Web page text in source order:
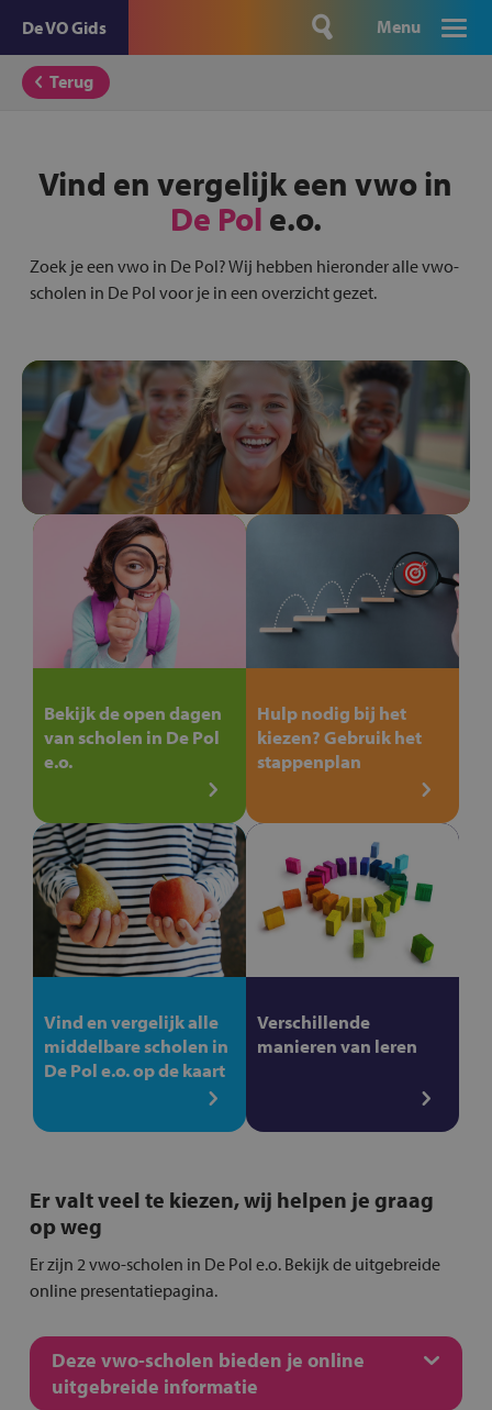
De VO Gids Menu
Terug
Vind en vergelijk een vwo in
De Pol e.o.
Zoek je een vwo in De Pol? Wij hebben hieronder alle vwo-
scholen in De Pol voor je in een overzicht gezet.
Bekijk de open dagen
van scholen in De Pol
e.o.
Hulp nodig bij het
kiezen? Gebruik het
stappenplan
Vind en vergelijk alle
middelbare scholen in
De Pol e.o. op de kaart
Verschillende
manieren van leren
Er valt veel te kiezen, wij helpen je graag
op weg
Er zijn 2 vwo-scholen in De Pol e.o. Bekijk de uitgebreide
online presentatiepagina.
Deze vwo-scholen bieden je online
uitgebreide informatie